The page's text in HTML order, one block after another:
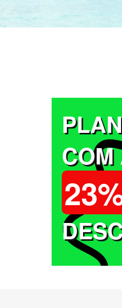
COM